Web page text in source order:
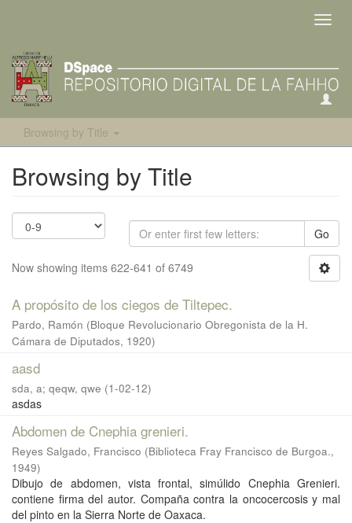
Browsing by Title
Browsing by Title
Go
Now showing items 622-641 of 6749
A propósito de los ciegos de Tiltepec.
Pardo, Ramón (Bloque Revolucionario Obregonista de la H.
Cámara de Diputados, 1920)
aasd
sda, a; qeqw, qwe (1-02-12)
asdas
Abdomen de Cnephia grenieri.
Reyes Salgado, Francisco (Biblioteca Fray Francisco de Burgoa.,
1949)
Dibujo de abdomen, vista frontal, simúlido Cnephia Grenieri.
contiene firma del autor. Compaña contra la oncocercosis y mal
del pinto en la Sierra Norte de Oaxaca.